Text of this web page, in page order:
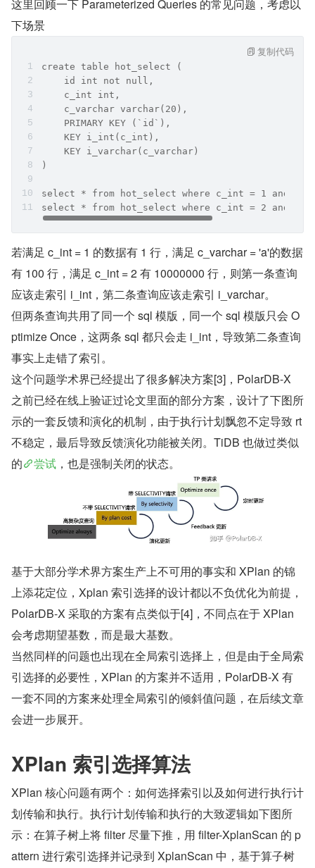
这里回顾一下 Parameterized Queries 的常见问题，考虑以
下场景
create table hot_select (
    id int not null,
    c_int int,
    c_varchar varchar(20),
    PRIMARY KEY (`id`),
    KEY i_int(c_int),
    KEY i_varchar(c_varchar)
)
select * from hot_select where c_int = 1 and
select * from hot_select where c_int = 2 and
复制代码
若满足 c_int = 1 的数据有 1 行，满足 c_varchar = 'a'的数据
有 100 行，满足 c_int = 2 有 10000000 行，则第一条查询
应该走索引 i_int，第二条查询应该走索引 i_varchar。
但两条查询共用了同一个 sql 模版，同一个 sql 模版只会 O
ptimize Once，这两条 sql 都只会走 i_int，导致第二条查询
事实上走错了索引。
这个问题学术界已经提出了很多解决方案[3]，PolarDB-X
之前已经在线上验证过论文里面的部分方案，设计了下图所
示的一套反馈和演化的机制，由于执行计划飘忽不定导致 rt
不稳定，最后导致反馈演化功能被关闭。TiDB 也做过类似
的
尝试 ，也是强制关闭的状态。
基于大部分学术界方案生产上不可用的事实和 XPlan 的锦
上添花定位，Xplan 索引选择的设计都以不负优化为前提，
PolarDB-X 采取的方案有点类似于[4]，不同点在于 XPlan
会考虑期望基数，而是最大基数。
当然同样的问题也出现在全局索引选择上，但是由于全局索
引选择的必要性，XPlan 的方案并不适用，PolarDB-X 有
一套不同的方案来处理全局索引的倾斜值问题，在后续文章
会进一步展开。
XPlan 索引选择算法
XPlan 核心问题有两个：如何选择索引以及如何进行执行计
划传输和执行。执行计划传输和执行的大致逻辑如下图所
示：在算子树上将 filter 尽量下推，用 filter-XplanScan 的 p
attern 进行索引选择并记录到 XplanScan 中，基于算子树